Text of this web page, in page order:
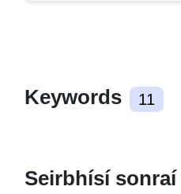
Keywords 11
Seirbhísí sonraí